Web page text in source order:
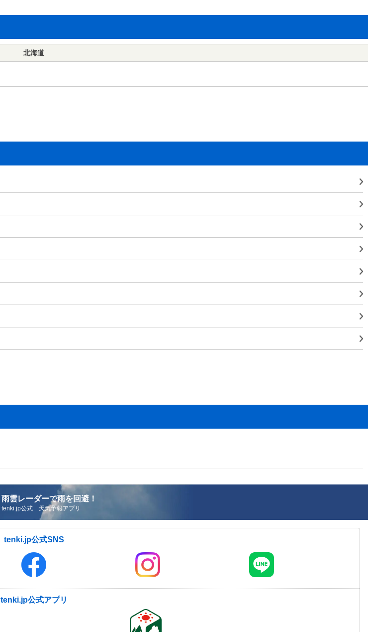
北海道
雨雲レーダーで雨を回避！
tenki.jp公式 天気予報アプリ
tenki.jp公式SNS
tenki.jp公式アプリ